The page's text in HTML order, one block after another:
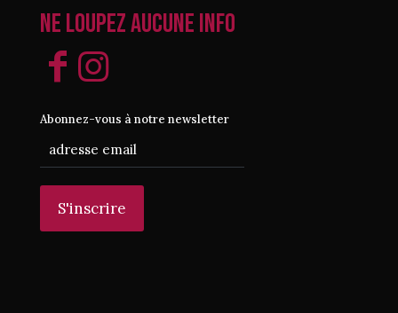
Ne loupez aucune info
Abonnez-vous à notre newsletter